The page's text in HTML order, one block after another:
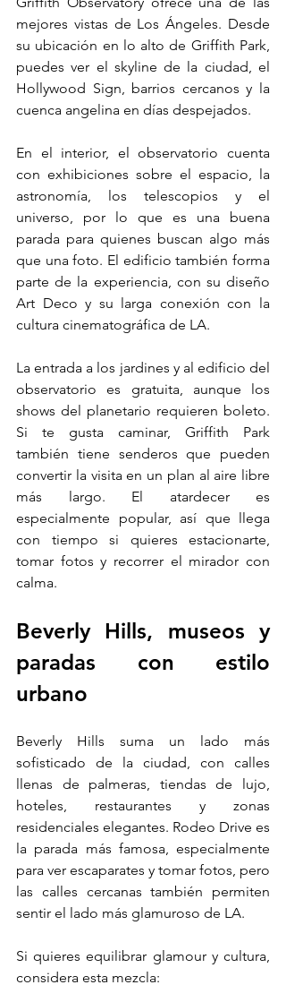
mejores vistas de Los Ángeles. Desde
su ubicación en lo alto de Griffith Park,
puedes ver el skyline de la ciudad, el
Hollywood Sign, barrios cercanos y la
cuenca angelina en días despejados.
En el interior, el observatorio cuenta
con exhibiciones sobre el espacio, la
astronomía, los telescopios y el
universo, por lo que es una buena
parada para quienes buscan algo más
que una foto. El edificio también forma
parte de la experiencia, con su diseño
Art Deco y su larga conexión con la
cultura cinematográfica de LA.
La entrada a los jardines y al edificio del
observatorio es gratuita, aunque los
shows del planetario requieren boleto.
Si te gusta caminar, Griffith Park
también tiene senderos que pueden
convertir la visita en un plan al aire libre
más largo. El atardecer es
especialmente popular, así que llega
con tiempo si quieres estacionarte,
tomar fotos y recorrer el mirador con
calma.
Beverly Hills, museos y
paradas con estilo
urbano
Beverly Hills suma un lado más
sofisticado de la ciudad, con calles
llenas de palmeras, tiendas de lujo,
hoteles, restaurantes y zonas
residenciales elegantes. Rodeo Drive es
la parada más famosa, especialmente
para ver escaparates y tomar fotos, pero
las calles cercanas también permiten
sentir el lado más glamuroso de LA.
Si quieres equilibrar glamour y cultura,
considera esta mezcla: